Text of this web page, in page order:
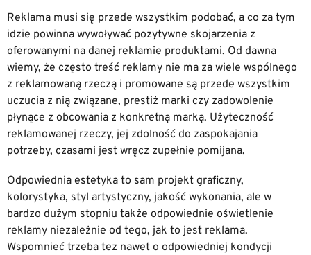
Reklama musi się przede wszystkim podobać, a co za tym
idzie powinna wywoływać pozytywne skojarzenia z
oferowanymi na danej reklamie produktami. Od dawna
wiemy, że często treść reklamy nie ma za wiele wspólnego
z reklamowaną rzeczą i promowane są przede wszystkim
uczucia z nią związane, prestiż marki czy zadowolenie
płynące z obcowania z konkretną marką. Użyteczność
reklamowanej rzeczy, jej zdolność do zaspokajania
potrzeby, czasami jest wręcz zupełnie pomijana.
Odpowiednia estetyka to sam projekt graficzny,
kolorystyka, styl artystyczny, jakość wykonania, ale w
bardzo dużym stopniu także odpowiednie oświetlenie
reklamy niezależnie od tego, jak to jest reklama.
Wspomnieć trzeba tez nawet o odpowiedniej kondycji